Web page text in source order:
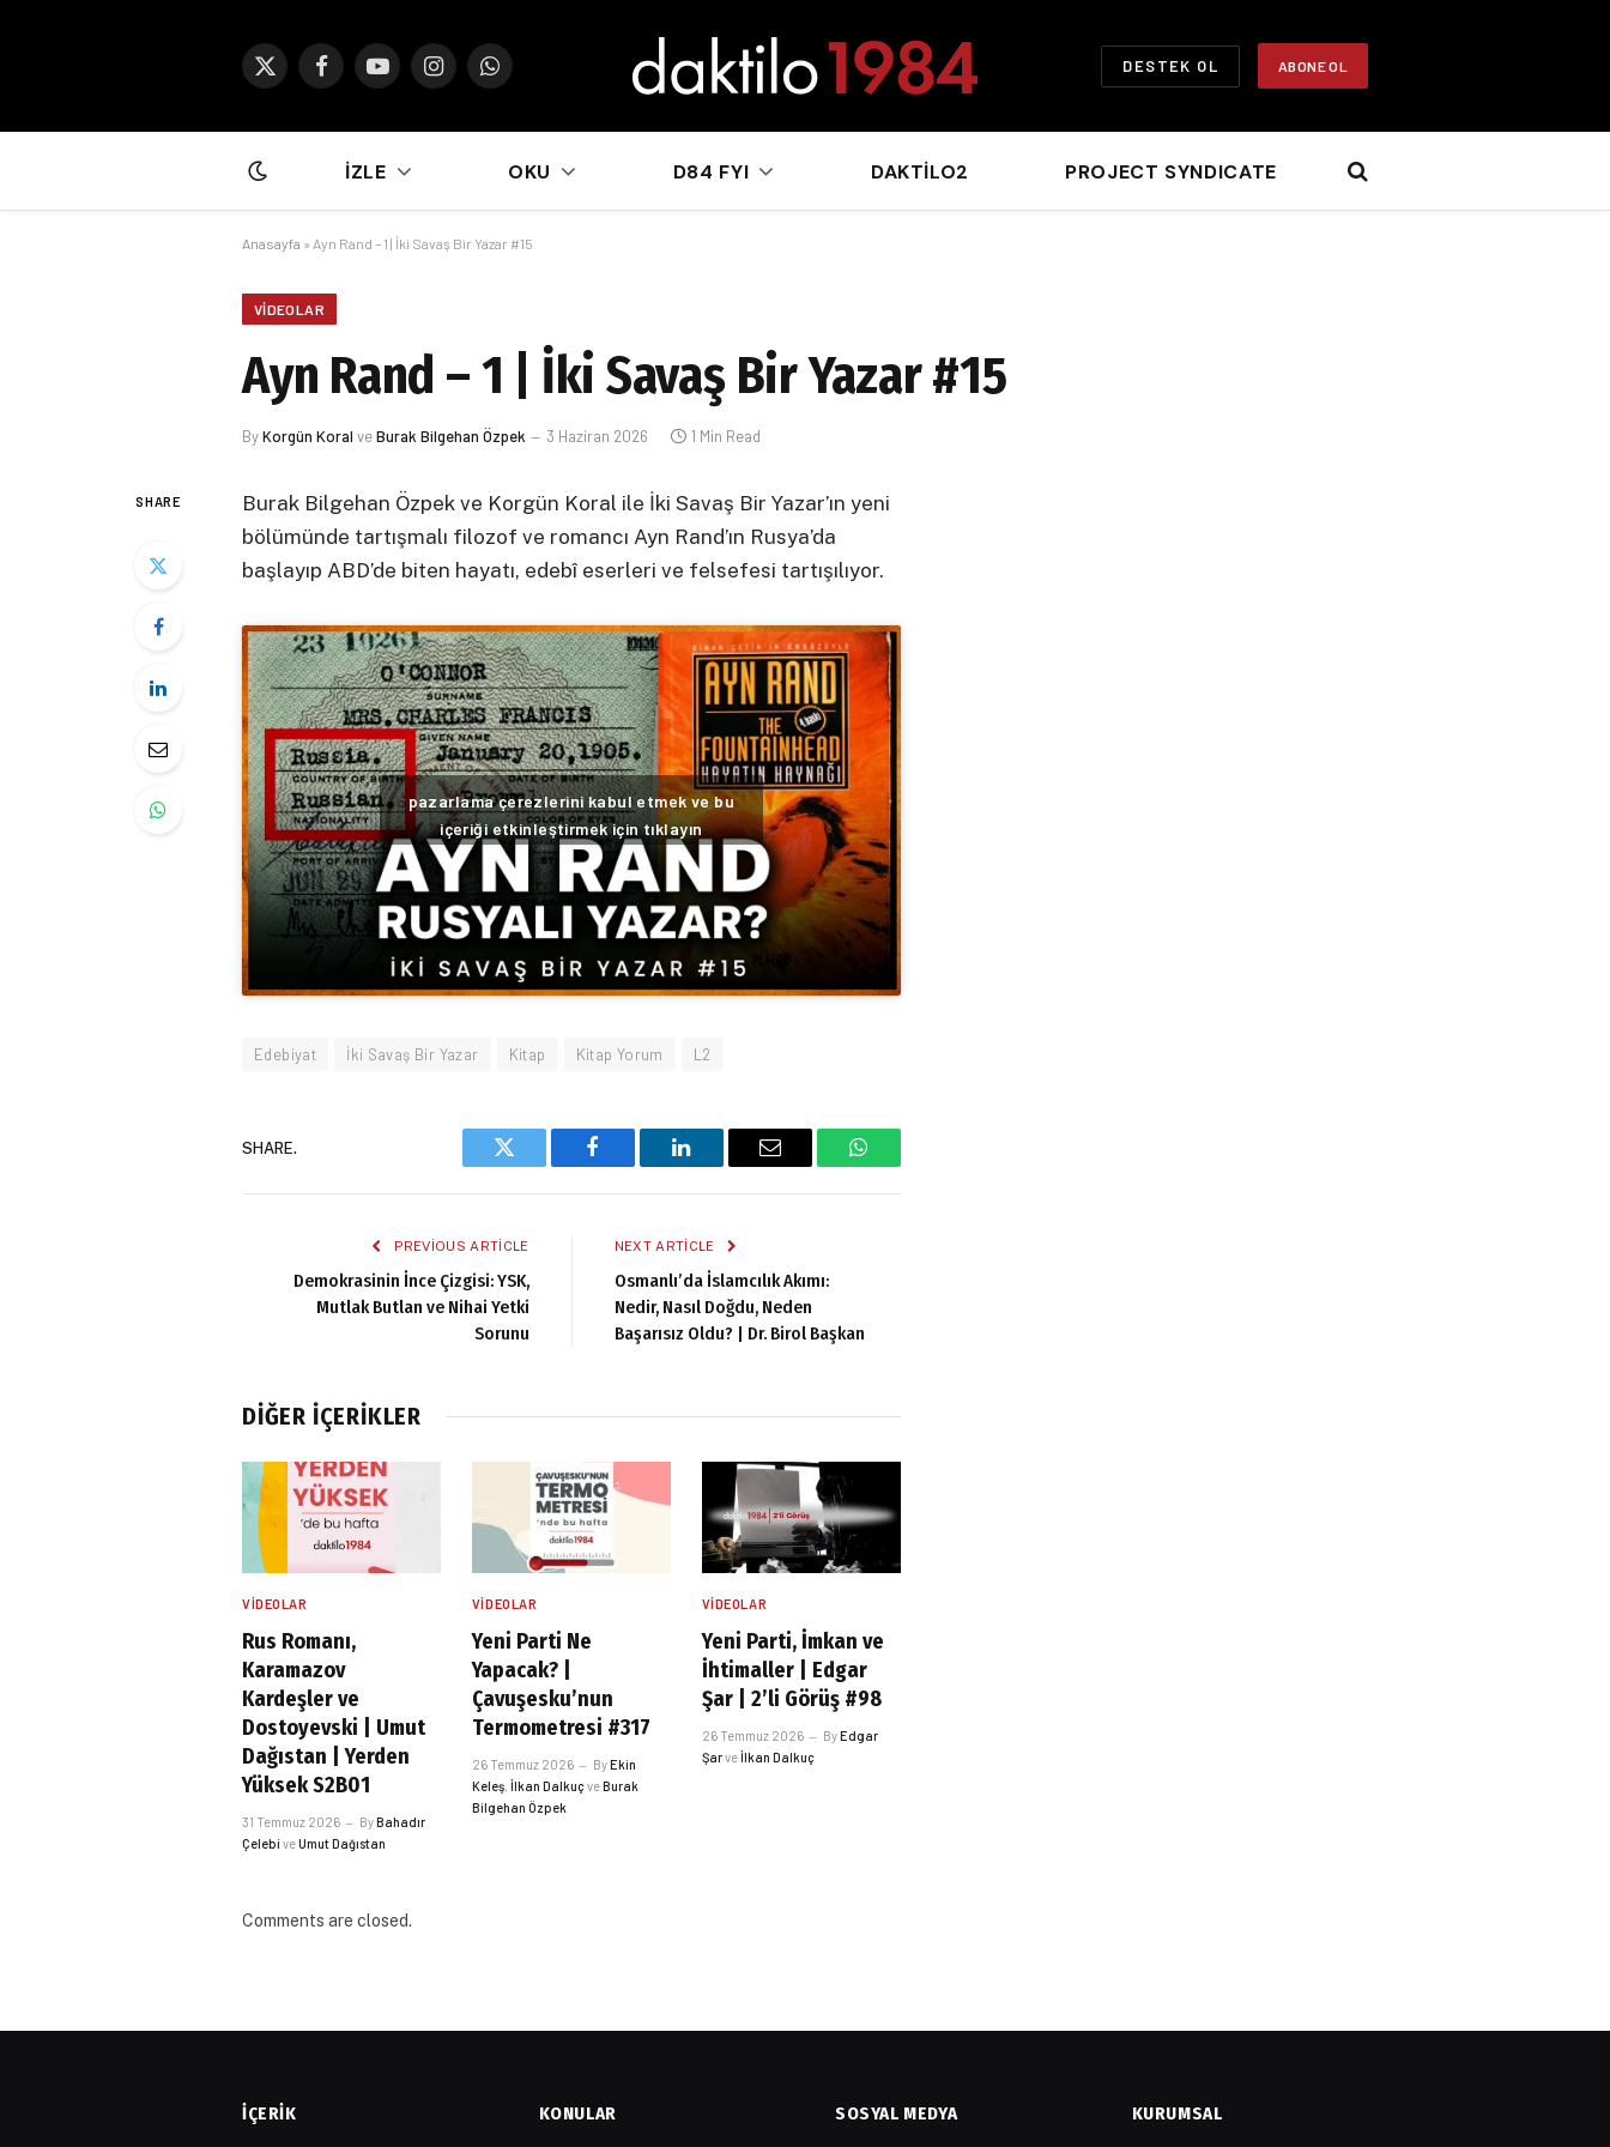
X
FacebookYouTubeInstagramWhatsApp
DESTEK OL ABONE OL
İZLE OKU D84 FYI DAKTILO2 PROJECT SYNDICATE
Anasayfa » Ayn Rand – 1 | İki Savaş Bir Yazar #15
VIDEOLAR
Ayn Rand – 1 | İki Savaş Bir Yazar #15
ByKorgün Koral veBurak Bilgehan Özpek 3 Haziran 2026 1 Min Read
SHARE
Burak Bilgehan Özpek ve Korgün Koral ile İki Savaş Bir Yazar’ın yeni
bölümünde tartışmalı filozof ve romancı Ayn Rand’ın Rusya’da
başlayıp ABD’de biten hayatı, edebî eserleri ve felsefesi tartışılıyor.
pazarlama çerezlerini kabul etmek ve bu
içeriği etkinleştirmek için tıklayın
Edebiyat İki Savaş Bir Yazar Kitap Kitap Yorum L2
SHARE.
Twitter Facebook LinkedIn Email WhatsApp
PREVIOUS ARTICLE
Demokrasinin İnce Çizgisi: YSK,
Mutlak Butlan ve Nihai Yetki
Sorunu
NEXT ARTICLE
Osmanlı’da İslamcılık Akımı:
Nedir, Nasıl Doğdu, Neden
Başarısız Oldu? | Dr. Birol Başkan
DIĞER İÇERIKLER
VIDEOLAR
Rus Romanı,
Karamazov
Kardeşler ve
Dostoyevski | Umut
Dağıstan | Yerden
Yüksek S2B01
31 Temmuz 2026 ByBahadır
Çelebi veUmut Dağıstan
VIDEOLAR
Yeni Parti Ne
Yapacak? |
Çavuşesku’nun
Termometresi #317
26 Temmuz 2026 ByEkin
Keleş, İlkan DalkuçveBurak
Bilgehan Özpek
VIDEOLAR
Yeni Parti, İmkan ve
İhtimaller | Edgar
Şar | 2’li Görüş #98
26 Temmuz 2026 ByEdgar
Şarve İlkan Dalkuç
Comments are closed.
İÇERIK KONULAR SOSYAL MEDYA KURUMSAL